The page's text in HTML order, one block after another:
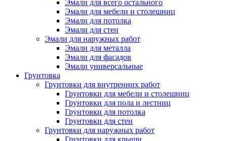
Эмали для всего остального
Эмали для мебели и столешниц
Эмали для потолка
Эмали для стен
Эмали для наружных работ
Эмали для металла
Эмали для фасадов
Эмали универсальные
Грунтовка
Грунтовки для внутренних работ
Грунтовки для мебели и столешниц
Грунтовки для пола и лестниц
Грунтовки для потолка
Грунтовки для стен
Грунтовки для наружных работ
Грунтовки для крыши